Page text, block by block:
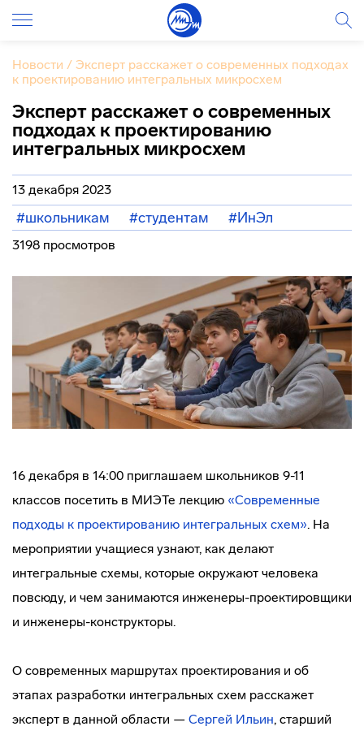
Новости / Эксперт расскажет о современных подходах
к проектированию интегральных микросхем
Эксперт расскажет о современных
подходах к проектированию
интегральных микросхем
13 декабря 2023
#школьникам #студентам #ИнЭл
3198 просмотров
16 декабря в 14:00 приглашаем школьников 9-11
классов посетить в МИЭТе лекцию «Современные
подходы к проектированию интегральных схем». На
мероприятии учащиеся узнают, как делают
интегральные схемы, которые окружают человека
повсюду, и чем занимаются инженеры-проектировщики
и инженеры-конструкторы.
О современных маршрутах проектирования и об
этапах разработки интегральных схем расскажет
эксперт в данной области — Сергей Ильин, старший